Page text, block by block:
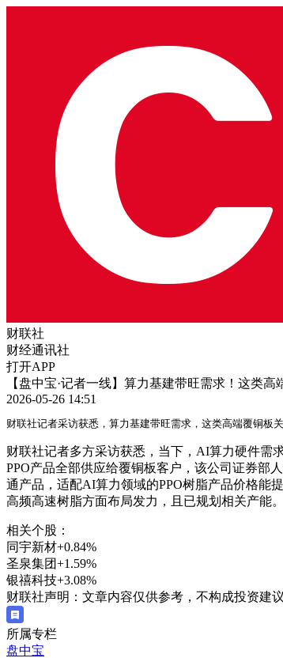
财联社
财经通讯社
打开APP
【盘中宝·记者一线】算力基建带旺需求！这类
2026-05-26 14:51
财联社记者采访获悉，算力基建带旺需求，这类高端覆铜板
财联社记者多方采访获悉，当下，AI算力硬件需
PPO产品全部供应给覆铜板客户，该公司证券部
通产品，适配AI算力领域的PPO树脂产品价格能
高频高速树脂方面布局发力，且已规划相关产能
相关个股：
同宇新材+0.84%
圣泉集团+1.59%
银禧科技+3.08%
财联社声明：文章内容仅供参考，不构成投资建
所属专栏
盘中宝